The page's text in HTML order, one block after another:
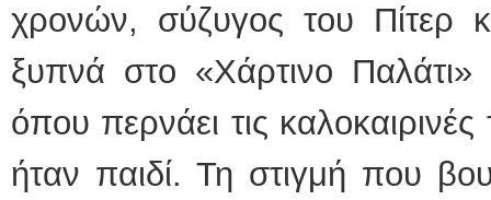
χρονών, σύζυγος του Πίτερ
ξυπνά στο «Χάρτινο
όπου περνάει τις
ήταν παιδί. Τη στιγμή που